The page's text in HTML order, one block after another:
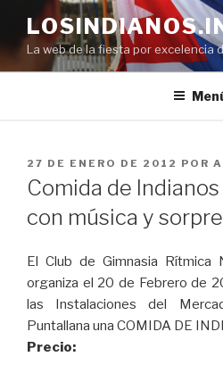
contenido
La web de la fiesta por excelencia
PUBLICADO
EL
27 DE ENERO DE 2012 POR
Comida de
con música y
El Club de Gimnasia Rítmica
organiza el 20 de Febrero de
las Instalaciones del
Puntallana una COMIDA DE
Precio: